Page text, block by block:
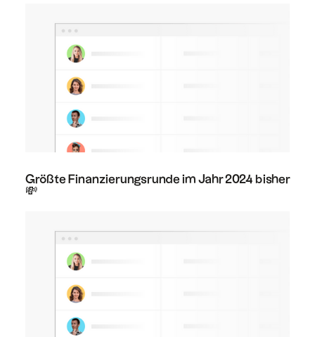
Größte Finanzierungsrunde im Jahr 2024 bisher
💸